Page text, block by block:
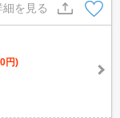
細を見る
円)